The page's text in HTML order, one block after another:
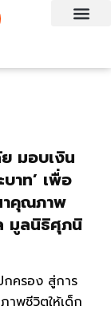
มอบเงิน
าท’ เพื่อ
าคุณภาพ
มูลนิธิศุภนิ
กครอง สู่การ
าพชีวิตให้เด็ก